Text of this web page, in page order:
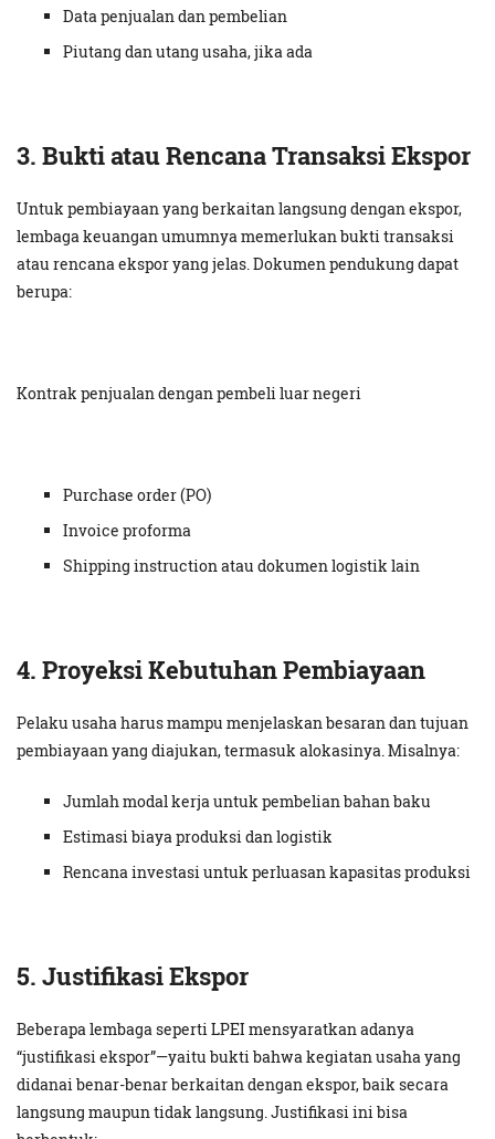
Data penjualan dan pembelian
Piutang dan utang usaha, jika ada
3. Bukti atau Rencana Transaksi Ekspor
Untuk pembiayaan yang berkaitan langsung dengan ekspor,
lembaga keuangan umumnya memerlukan bukti transaksi
atau rencana ekspor yang jelas. Dokumen pendukung dapat
berupa:
Kontrak penjualan dengan pembeli luar negeri
Purchase order (PO)
Invoice proforma
Shipping instruction atau dokumen logistik lain
4. Proyeksi Kebutuhan Pembiayaan
Pelaku usaha harus mampu menjelaskan besaran dan tujuan
pembiayaan yang diajukan, termasuk alokasinya. Misalnya:
Jumlah modal kerja untuk pembelian bahan baku
Estimasi biaya produksi dan logistik
Rencana investasi untuk perluasan kapasitas produksi
5. Justifikasi Ekspor
Beberapa lembaga seperti LPEI mensyaratkan adanya
“justifikasi ekspor”—yaitu bukti bahwa kegiatan usaha yang
didanai benar-benar berkaitan dengan ekspor, baik secara
langsung maupun tidak langsung. Justifikasi ini bisa